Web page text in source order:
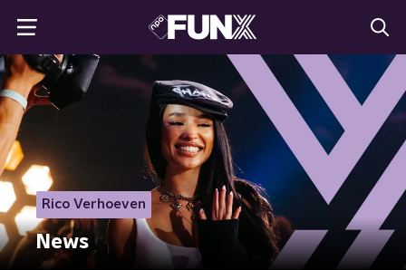
Rico Verhoeven
News